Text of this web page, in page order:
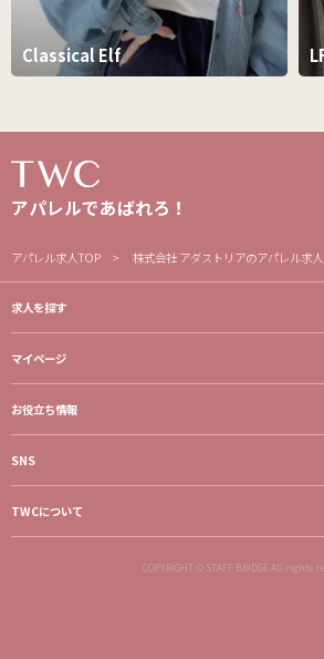
Classical Elf
アパレルであばれろ！
アパレル求人TOP 株式会社 アダストリアのアパレル求
求人を探す
マイページ
お役立ち情報
SNS
TWCについて
COPYRIGHT © STAFF BRIDGE All rights